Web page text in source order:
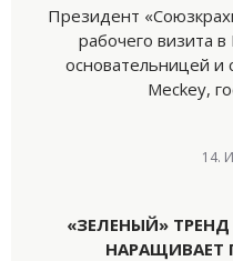
Президент
рабочего визита в
основательницей и
Meckey,
14.
«ЗЕЛЕНЫЙ»
НАРАЩИВАЕТ